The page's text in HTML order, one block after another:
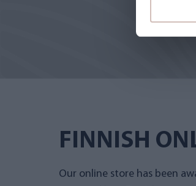
FINNISH
Our online store has been